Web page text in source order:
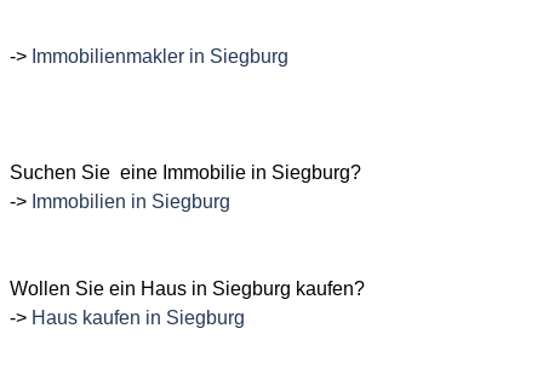
-> Immobilienmakler in Siegburg
Suchen Sie eine Immobilie in Siegburg?
-> Immobilien in Siegburg
Wollen Sie ein Haus in Siegburg kaufen?
-> Haus kaufen in Siegburg